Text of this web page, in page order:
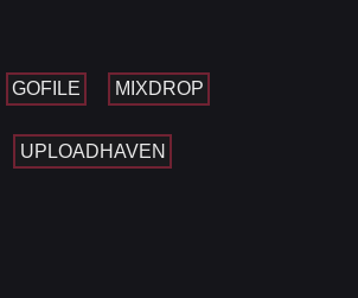
GOFILE MIXDROP
UPLOADHAVEN